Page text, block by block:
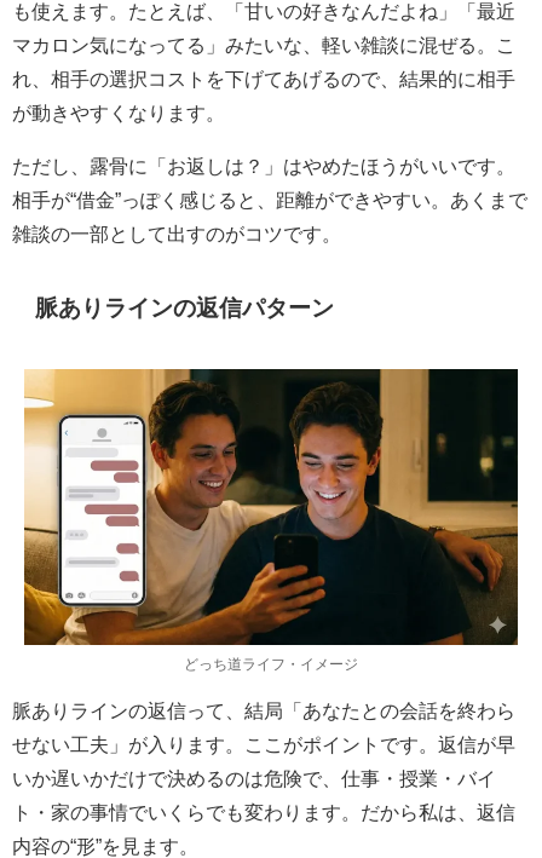
も使えます。たとえば、「甘いの好きなんだよね」「最近
マカロン気になってる」みたいな、軽い雑談に混ぜる。こ
れ、相手の選択コストを下げてあげるので、結果的に相手
が動きやすくなります。
ただし、露骨に「お返しは？」はやめたほうがいいです。
相手が“借金”っぽく感じると、距離ができやすい。あくまで
雑談の一部として出すのがコツです。
脈ありラインの返信パターン
どっち道ライフ・イメージ
脈ありラインの返信って、結局「あなたとの会話を終わら
せない工夫」が入ります。ここがポイントです。返信が早
いか遅いかだけで決めるのは危険で、仕事・授業・バイ
ト・家の事情でいくらでも変わります。だから私は、返信
内容の“形”を見ます。